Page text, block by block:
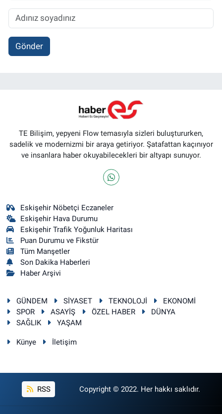
Gönder
TE Bilişim, yepyeni Flow temasıyla sizleri buluştururken,
sadelik ve modernizmi bir araya getiriyor. Şatafattan kaçınıyor
ve insanlara haber okuyabilecekleri bir altyapı sunuyor.
Eskişehir Nöbetçi Eczaneler
Eskişehir Hava Durumu
Eskişehir Trafik Yoğunluk Haritası
Puan Durumu ve Fikstür
Tüm Manşetler
Son Dakika Haberleri
Haber Arşivi
GÜNDEM SİYASET TEKNOLOJİ
EKONOMİ
SPOR
ASAYİŞ ÖZEL HABER
DÜNYA
SAĞLIK
YAŞAM
Künye İletişim
RSS Copyright © 2022. Her hakkı saklıdır.